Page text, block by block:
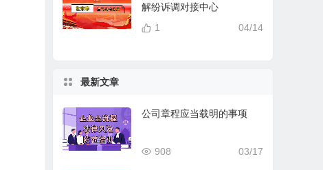
解纷诉调对接中心
04/14
1
最新文章
公司章程应当载明的事项
03/17
908